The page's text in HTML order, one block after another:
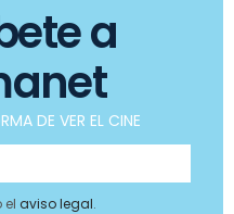
a
DE VER EL CINE
el aviso legal.